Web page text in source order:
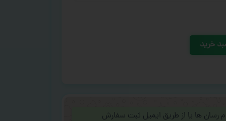
خرید
رسان ها یا از طریق ایمیل ثبت سفارش